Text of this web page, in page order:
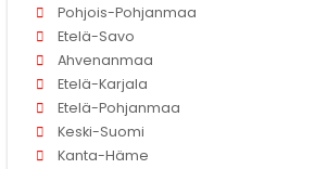
Pohjois-Pohjanmaa
Etelä-Savo
Ahvenanmaa
Etelä-Karjala
Etelä-Pohjanmaa
Keski-Suomi
Kanta-Häme